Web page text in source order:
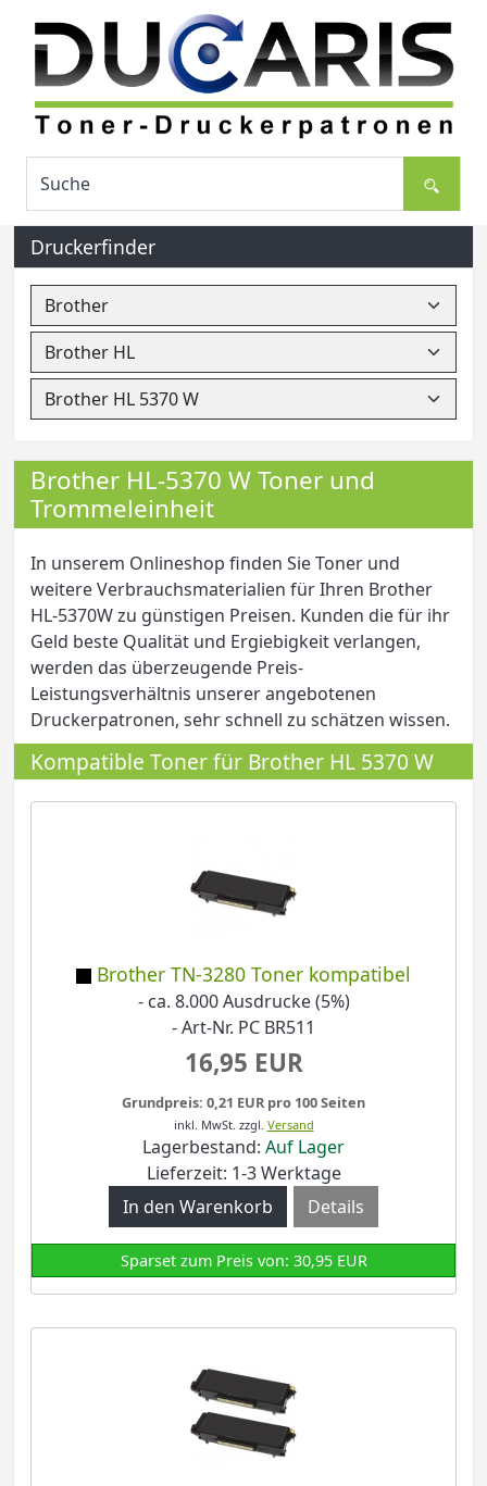
Druckerfinder
Brother HL-5370 W Toner und
Trommeleinheit
In unserem Onlineshop finden Sie Toner und
weitere Verbrauchsmaterialien für Ihren Brother
HL-5370W zu günstigen Preisen. Kunden die für ihr
Geld beste Qualität und Ergiebigkeit verlangen,
werden das überzeugende Preis-
Leistungsverhältnis unserer angebotenen
Druckerpatronen, sehr schnell zu schätzen wissen.
Kompatible Toner für Brother HL 5370 W
Brother TN-3280 Toner kompatibel
- ca. 8.000 Ausdrucke (5%)
- Art-Nr. PC BR511
16,95 EUR
Grundpreis: 0,21 EUR pro 100 Seiten
inkl. MwSt. zzgl. Versand
Lagerbestand: Auf Lager
Lieferzeit: 1-3 Werktage
Details
Sparset zum Preis von: 30,95 EUR